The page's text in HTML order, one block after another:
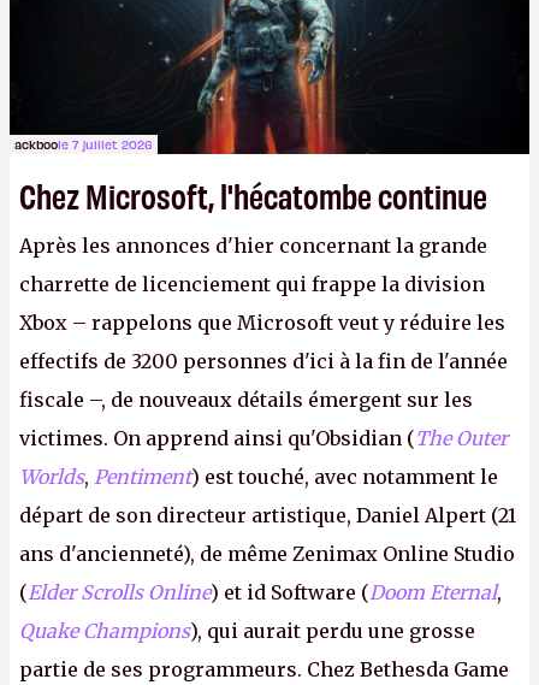
peut commencer à fantasmer.A.
ackboole 7 juillet 2026
Chez Microsoft, l'hécatombe continue
Après les annonces d'hier concernant la grande
charrette de licenciement qui frappe la division
Xbox – rappelons que Microsoft veut y réduire les
effectifs de 3200 personnes d'ici à la fin de l'année
fiscale –, de nouveaux détails émergent sur les
victimes. On apprend ainsi qu'Obsidian (The Outer
Worlds, Pentiment) est touché, avec notamment le
départ de son directeur artistique, Daniel Alpert (21
ans d'ancienneté), de même Zenimax Online Studio
(Elder Scrolls Online) et id Software (Doom Eternal,
Quake Champions), qui aurait perdu une grosse
partie de ses programmeurs. Chez Bethesda Game